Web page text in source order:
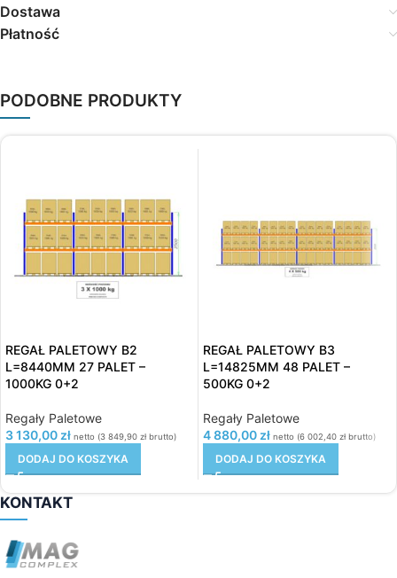
Dostawa
Płatność
PODOBNE PRODUKTY
REGAŁ PALETOWY B2
L=8440MM 27 PALET –
1000KG 0+2
Regały Paletowe
3 130,00 zł netto (3 849,90 zł brutto)
DODAJ DO KOSZYKA
REGAŁ PALETOWY B3
L=14825MM 48 PALET –
500KG 0+2
Regały Paletowe
4 880,00 zł netto (6 002,40 zł brutto)
DODAJ DO KOSZYKA
KONTAKT